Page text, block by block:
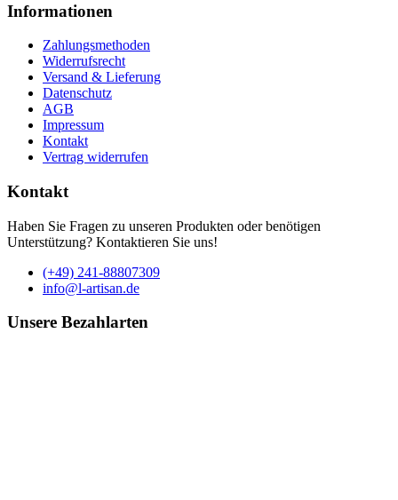
Informationen
Zahlungsmethoden
Widerrufsrecht
Versand & Lieferung
Datenschutz
AGB
Impressum
Kontakt
Vertrag widerrufen
Kontakt
Haben Sie Fragen zu unseren Produkten oder benötigen
Unterstützung? Kontaktieren Sie uns!
(+49) 241-88807309
info@l-artisan.de
Unsere Bezahlarten